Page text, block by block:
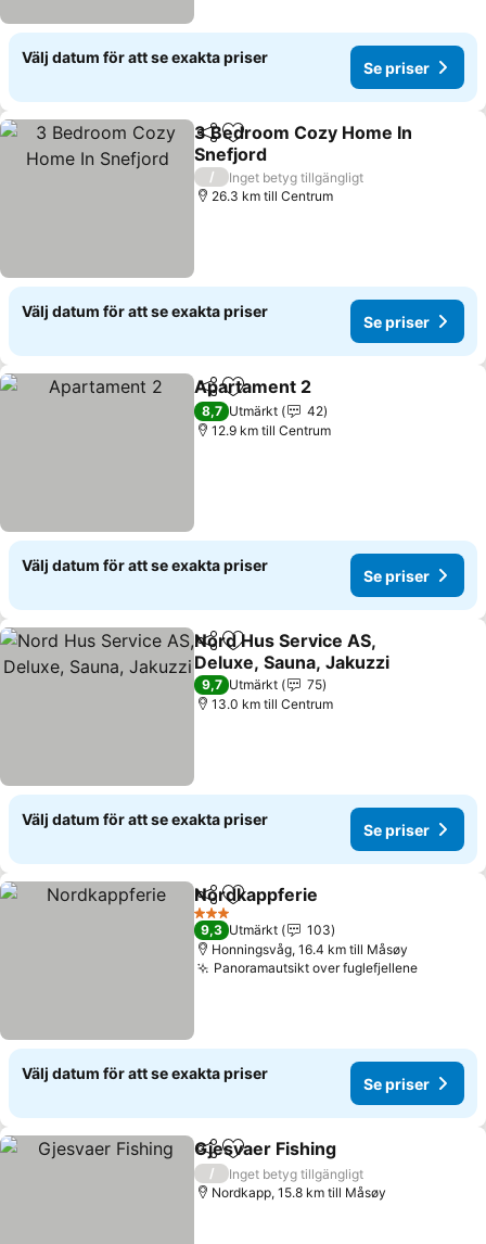
Välj datum för att se exakta priser
Se priser
Dela Lägg till i Mina Favoriter
3 Bedroom Cozy Home In
Snefjord
/
Inget betyg tillgängligt
26.3 km till Centrum
Välj datum för att se exakta priser
Se priser
Dela Lägg till i Mina Favoriter
Apartament 2
8,7 Utmärkt
42
12.9 km till Centrum
Välj datum för att se exakta priser
Se priser
Dela Lägg till i Mina Favoriter
Nord Hus Service AS,
Deluxe, Sauna, Jakuzzi
9,7 Utmärkt
75
13.0 km till Centrum
Välj datum för att se exakta priser
Se priser
Dela Lägg till i Mina Favoriter
Nordkappferie
3 Stjärnor
9,3 Utmärkt
103
Honningsvåg, 16.4 km till Måsøy
Panoramautsikt over fuglefjellene
Välj datum för att se exakta priser
Se priser
Dela Lägg till i Mina Favoriter
Gjesvaer Fishing
/
Inget betyg tillgängligt
Nordkapp, 15.8 km till Måsøy